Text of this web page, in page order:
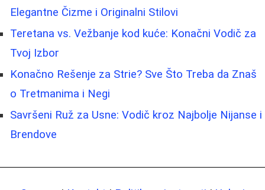
Elegantne Čizme i Originalni Stilovi
Teretana vs. Vežbanje kod kuće: Konačni Vodič za
Tvoj Izbor
Konačno Rešenje za Strie? Sve Što Treba da Znaš
o Tretmanima i Negi
Savršeni Ruž za Usne: Vodič kroz Najbolje Nijanse i
Brendove